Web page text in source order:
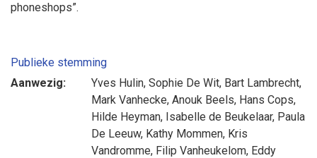
phoneshops”.
Publieke stemming
Aanwezig:
Yves Hulin, Sophie De Wit, Bart Lambrecht,
Mark Vanhecke, Anouk Beels, Hans Cops,
Hilde Heyman, Isabelle de Beukelaar, Paula
De Leeuw, Kathy Mommen, Kris
Vandromme, Filip Vanheukelom, Eddy